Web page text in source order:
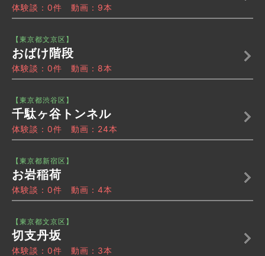
体験談：0件 動画：9本
【東京都文京区】
おばけ階段
体験談：0件 動画：8本
【東京都渋谷区】
千駄ヶ谷トンネル
体験談：0件 動画：24本
【東京都新宿区】
お岩稲荷
体験談：0件 動画：4本
【東京都文京区】
切支丹坂
体験談：0件 動画：3本